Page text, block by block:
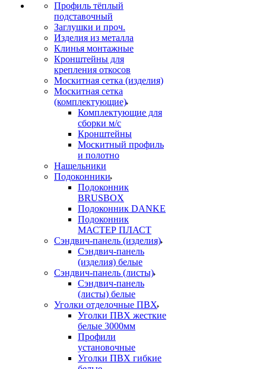
Профиль тёплый
подставочный
Заглушки и проч.
Изделия из металла
Клинья монтажные
Кронштейны для
крепления откосов
Москитная сетка (изделия)
Москитная сетка
(комплектующие)
Комплектующие для
сборки м/с
Кронштейны
Москитный профиль
и полотно
Нащельники
Подоконники
Подоконник
BRUSBOX
Подоконник DANKE
Подоконник
МАСТЕР ПЛАСТ
Сэндвич-панель (изделия)
Сэндвич-панель
(изделия) белые
Сэндвич-панель (листы)
Сэндвич-панель
(листы) белые
Уголки отделочные ПВХ
Уголки ПВХ жесткие
белые 3000мм
Профили
установочные
Уголки ПВХ гибкие